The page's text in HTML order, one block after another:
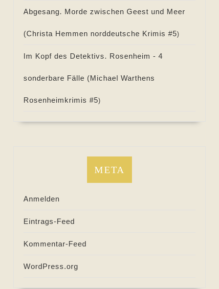
Abgesang. Morde zwischen Geest und Meer
(Christa Hemmen norddeutsche Krimis #5)
Im Kopf des Detektivs. Rosenheim - 4
sonderbare Fälle (Michael Warthens
Rosenheimkrimis #5)
META
Anmelden
Eintrags-Feed
Kommentar-Feed
WordPress.org